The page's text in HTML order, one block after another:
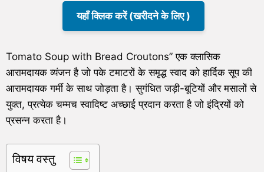
यहाँ क्लिक करें (खरीदने के लिए )
Tomato Soup with Bread Croutons” एक क्लासिक
आरामदायक व्यंजन है जो पके टमाटरों के समृद्ध स्वाद को हार्दिक सूप की
आरामदायक गर्मी के साथ जोड़ता है। सुगंधित जड़ी-बूटियों और मसालों से
युक्त, प्रत्येक चम्मच स्वादिष्ट अच्छाई प्रदान करता है जो इंद्रियों को
प्रसन्न करता है।
विषय वस्तु